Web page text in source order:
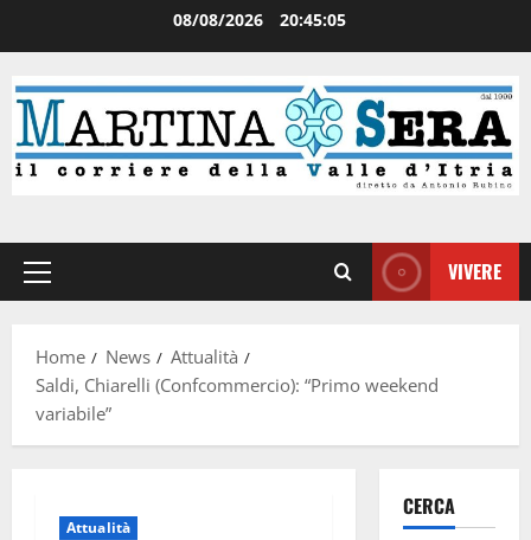
08/08/2026 20:45:06
VIVERE
Home News
Attualità
Saldi, Chiarelli (Confcommercio): “Primo weekend
variabile”
Attualità
CERCA